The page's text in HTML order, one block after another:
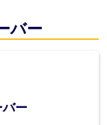
バー
ー